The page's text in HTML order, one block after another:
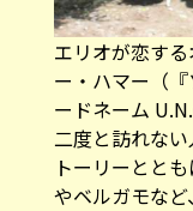
エリオが恋す
ー・ハマー（
ードネーム
二度と訪れな
トーリーとと
やベルガモな